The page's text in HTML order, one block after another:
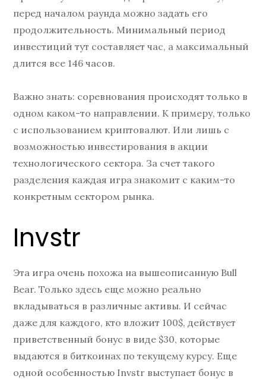
перед началом раунда можно задать его
продолжительность. Минимальный период
инвестиций тут составляет час, а максимальный
длится все 146 часов.
Важно знать: соревнования происходят только в
одном каком-то направлении. К примеру, только
с использованием криптовалют. Или лишь с
возможностью инвестирования в акции
технологического сектора. За счет такого
разделения каждая игра знакомит с каким-то
конкретным сектором рынка.
Invstr
Эта игра очень похожа на вышеописанную Bull
Bear. Только здесь еще можно реально
вкладываться в различные активы. И сейчас
даже для каждого, кто вложит 100$, действует
приветственный бонус в виде $30, которые
выдаются в биткоинах по текущему курсу. Еще
одной особенностью Invstr выступает бонус в